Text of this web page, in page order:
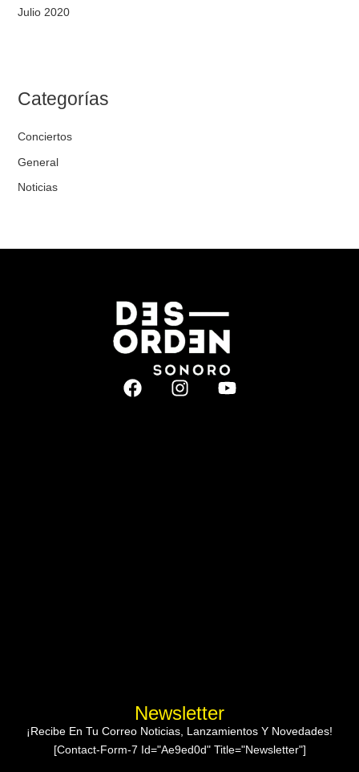
Julio 2020
Categorías
Conciertos
General
Noticias
Newsletter
¡Recibe En Tu Correo Noticias, Lanzamientos Y Novedades!
[contact-Form-7 Id="ae9ed0d" Title="Newsletter"]